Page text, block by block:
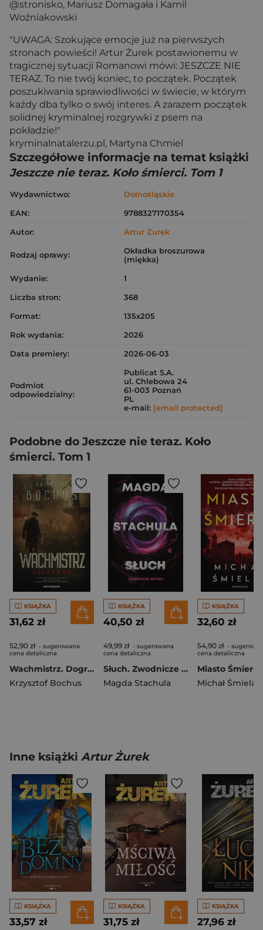
@stronisko, Mariusz Domagała i Kamil
Woźniakowski
"UWAGA: Szokujące emocje już na pierwszych
stronach powieści! Artur Żurek postawionemu w
tragicznej sytuacji Romanowi mówi: JESZCZE NIE
TERAZ. To nie twój koniec, to początek. Początek
poszukiwania sprawiedliwości w świecie, w którym
każdy dba tylko o swój interes. A zarazem początek
solidnej kryminalnej rozgrywki z psem na
pokładzie!"
kryminalnatalerzu.pl, Martyna Chmiel
Szczegółowe informacje na temat książki
Jeszcze nie teraz. Koło śmierci. Tom 1
Wydawnictwo:
Dolnośląskie
EAN:
9788327170354
Autor:
Artur Żurek
Rodzaj oprawy:
Okładka broszurowa
(miękka)
Wydanie:
1
Liczba stron:
368
Format:
135x205
Rok wydania:
2026
Data premiery:
2026-06-03
Podmiot
odpowiedzialny:
Publicat S.A.
ul. Chlebowa 24
61-003 Poznań
PL
e-mail: [email protected]
Podobne do Jeszcze nie teraz. Koło
śmierci. Tom 1
KSIĄŻKA
31,62 zł
52,90 zł - sugerowana
cena detaliczna
Wachmistrz. Dogrywka
Krzysztof Bochus
KSIĄŻKA
40,50 zł
49,99 zł - sugerowana
cena detaliczna
Słuch. Zwodnicze zmysły. Tom 2
Magda Stachula
KSIĄŻKA
32,60 zł
54,90 zł -
cena detaliczna
Miasto Śmierci
Michał Śmielak
Inne książki Artur Żurek
KSIĄŻKA
33,57 zł
KSIĄŻKA
31,75 zł
KSIĄŻKA
27,96 zł